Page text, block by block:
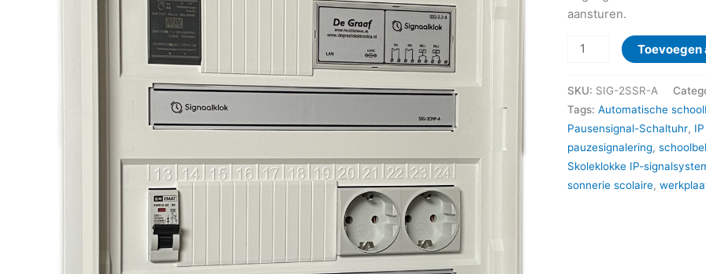
aansturen.
Signaalklok
“Plug
Play”,
met
2
SKU: SIG-2SSR-A
Tags: Automatische
Pausensignal-Schaltuhr,
pauzesignalering, schoolbel
Skoleklokke IP-
sonnerie scolaire,